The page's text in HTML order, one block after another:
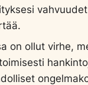
on ollut virhe,